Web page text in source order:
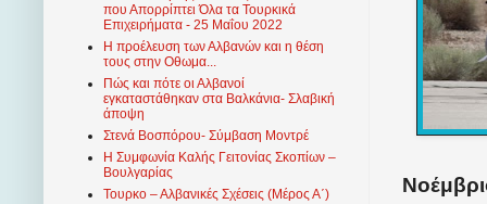
που Απορρίπτει Όλα τα Τουρκικά
Επιχειρήματα - 25 Μαΐου 2022
Η προέλευση των Αλβανών και η θέση
τους στην Οθωμα...
Πώς και πότε οι Αλβανοί
εγκαταστάθηκαν στα Βαλκάνια- Σλαβική
άποψη
Στενά Βοσπόρου- Σύμβαση Μοντρέ
Η Συμφωνία Καλής Γειτονίας Σκοπίων –
Βουλγαρίας
Τουρκο – Αλβανικές Σχέσεις (Mέρος Α΄)